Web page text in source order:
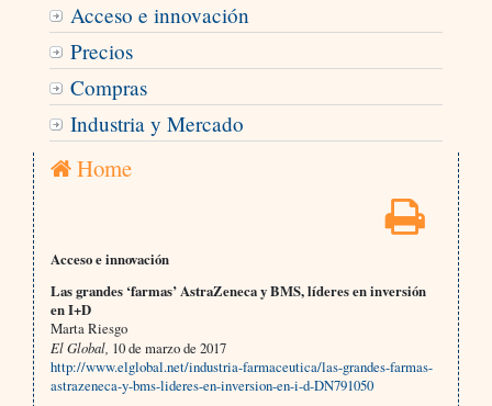
Acceso e innovación
Precios
Compras
Industria y Mercado
Home
Acceso e innovación
Las grandes ‘farmas’ AstraZeneca y BMS, líderes en inversión
en I+D
Marta Riesgo
El Global, 10 de marzo de 2017
http://www.elglobal.net/industria-farmaceutica/las-grandes-farmas-
astrazeneca-y-bms-lideres-en-inversion-en-i-d-DN791050